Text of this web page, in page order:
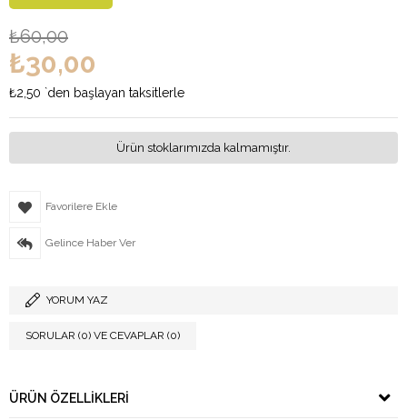
₺60,00
₺30,00
₺2,50 `den başlayan taksitlerle
Ürün stoklarımızda kalmamıştır.
Favorilere Ekle
Gelince Haber Ver
YORUM YAZ
SORULAR (0) VE CEVAPLAR (0)
ÜRÜN ÖZELLIKLERI